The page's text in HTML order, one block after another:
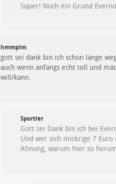
Super! Noch ein Grund
hmmplm
gott sei dank bin ich schon lange
auch wenn anfangs echt toll und
will/kann.
Sportler
Gott sei Dank bin ich bei
Und wer sich mickrige 7
Ahnung, warum hier so